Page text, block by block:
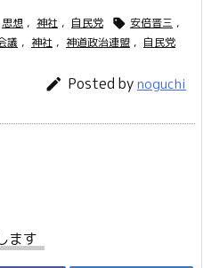
思想 , 神社 , 自民党  安倍晋三 ,
議 , 神社 , 神道政治連盟 , 自民党
 Posted bynoguchi
ます